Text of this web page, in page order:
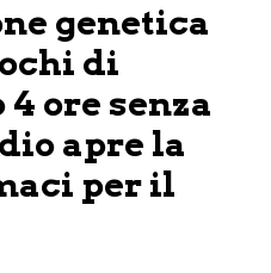
genetica
di
ore senza
apre la
per il